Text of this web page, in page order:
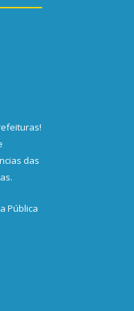
!
das
Pública